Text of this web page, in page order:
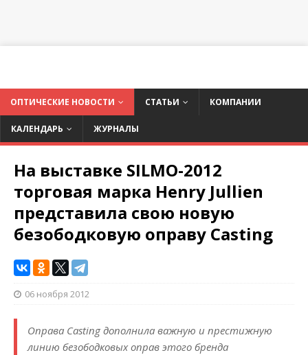
ОПТИЧЕСКИЕ НОВОСТИ СТАТЬИ КОМПАНИИ
КАЛЕНДАРЬ ЖУРНАЛЫ
На выставке SILMO-2012
торговая марка Henry Jullien
представила свою новую
безободковую оправу Casting
06 ноября 2012
Оправа Casting дополнила важную и престижную
линию безободковых оправ этого бренда